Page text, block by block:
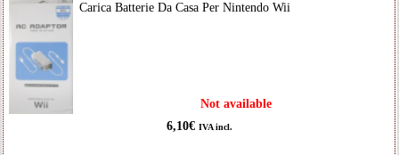
Carica Batterie Da Casa Per Nintendo Wii
Not available
6,10€ IVA incl.